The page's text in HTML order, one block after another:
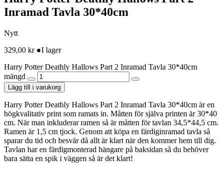
Inramad Tavla 30*40cm
Nytt
329,00 kr ●I lager
Harry Potter Deathly Hallows Part 2 Inramad Tavla 30*40cm
mängd
Lägg till i varukorg
Harry Potter Deathly Hallows Part 2 Inramad Tavla 30*40cm är en
högkvalitativ print som ramats in. Måtten för själva printen är 30*40
cm. När man inkluderar ramen så är måtten för tavlan 34,5*44,5 cm.
Ramen är 1,5 cm tjock. Genom att köpa en färdiginramad tavla så
sparar du tid och besvär då allt är klart när den kommer hem till dig.
Tavlan har en färdigmonterad hängare på baksidan så du behöver
bara sätta en spik i väggen så är det klart!